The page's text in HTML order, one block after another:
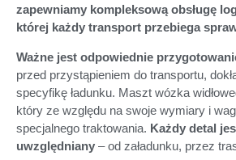
zapewniamy kompleksową obsługę
której każdy transport przebiega
Ważne jest odpowiednie
przed przystąpieniem do transportu,
specyfikę ładunku. Maszt wózka
który ze względu na swoje wymiary i
specjalnego traktowania. Każdy detal
uwzględniany – od załadunku, przez